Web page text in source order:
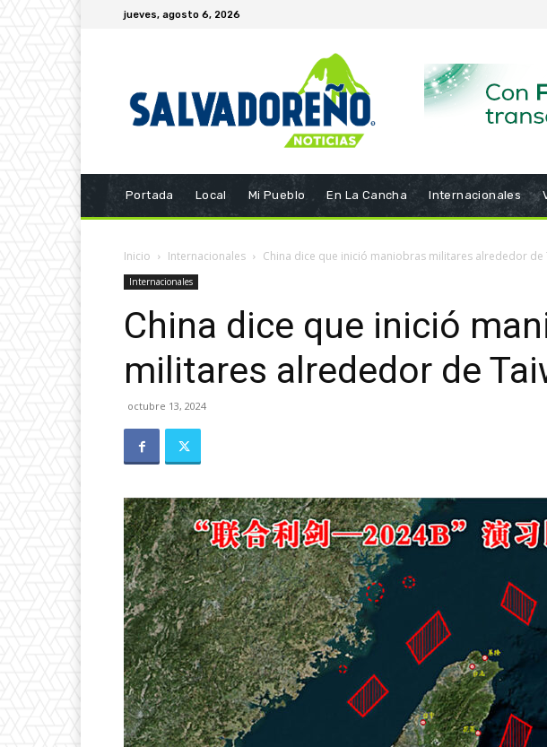
jueves, agosto 6, 2026
Portada Local Mi Pueblo En La Cancha Internacionales
Inicio Internacionales China dice que inició maniobras militares alrededor de
Internacionales
China dice que inició
militares alrededor de
octubre 13, 2024